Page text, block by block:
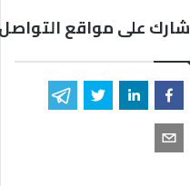
شارك على مواقع